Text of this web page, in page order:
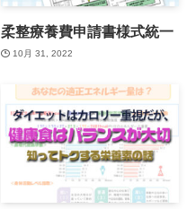
柔整療養費申請書様式統一
10月 31, 2022